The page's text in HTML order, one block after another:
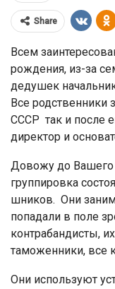
Share
Всем
рождения, из-за
дедушек
Все родственники
СССР так и после
директор и
Довожу до Вашего
группировка
шников. Они
попадали в поле
контрабандисты,
таможенники, все
Они используют